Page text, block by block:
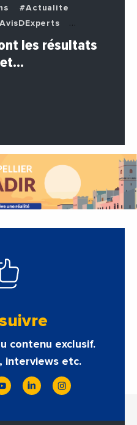
#Actualite
les résultats
contenu exclusif.
interviews etc.